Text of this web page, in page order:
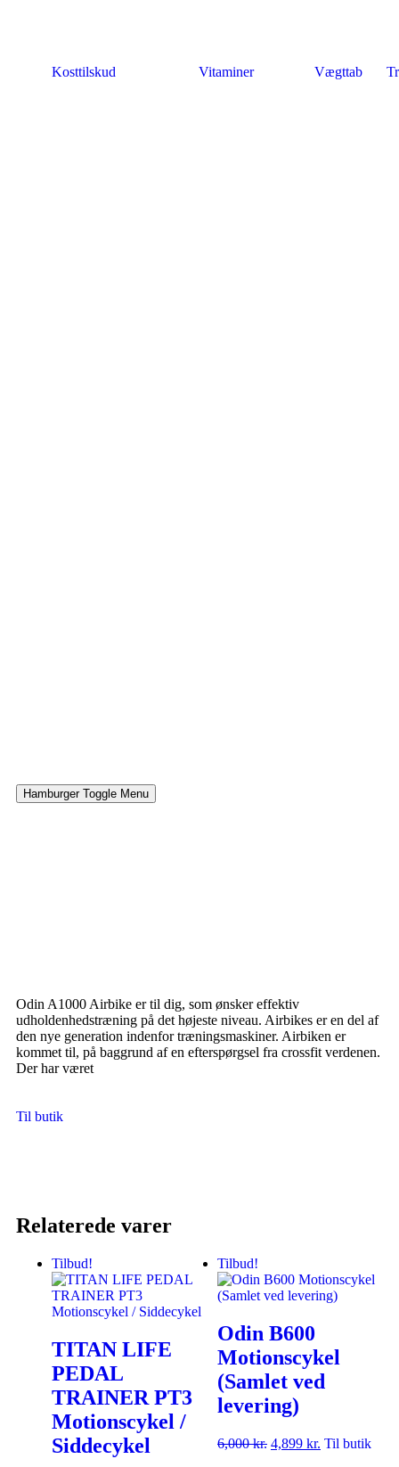
Kosttilskud Vitaminer Vægttab
Hamburger Toggle Menu
Odin A1000 Airbike er til dig, som ønsker effektiv
udholdenhedstræning på det højeste niveau. Airbikes er en del af
den nye generation indenfor træningsmaskiner. Airbiken er
kommet til, på baggrund af en efterspørgsel fra crossfit verdenen.
Der har været
Til butik
Relaterede varer
Tilbud!
TITAN LIFE
PEDAL
TRAINER PT3
Motionscykel /
Siddecykel
Tilbud!
Odin B600
Motionscykel
(Samlet ved
levering)
6,000kr. 4,899 kr. Til butik